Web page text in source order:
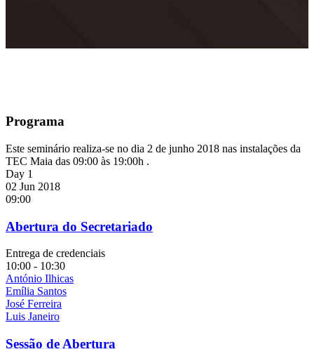
Programa
Este seminário realiza-se no dia 2 de junho 2018 nas instalações da
TEC Maia das 09:00 às 19:00h .
Day 1
02 Jun 2018
09:00
Abertura do Secretariado
Entrega de credenciais
10:00 - 10:30
António Ilhicas
Emília Santos
José Ferreira
Luis Janeiro
Sessão de Abertura